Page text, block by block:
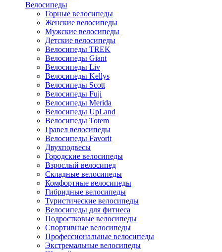
Велосипеды
Горные велосипеды
Женские велосипеды
Мужские велосипеды
Детские велосипеды
Велосипеды TREK
Велосипеды Giant
Велосипеды Liv
Велосипеды Kellys
Велосипеды Scott
Велосипеды Fuji
Велосипеды Merida
Велосипеды UpLand
Велосипеды Totem
Гравел велосипеды
Велосипеды Favorit
Двухподвесы
Городские велосипеды
Взрослый велосипед
Складные велосипеды
Комфортные велосипеды
Гибридные велосипеды
Туристические велосипеды
Велосипеды для фитнеса
Подростковые велосипеды
Спортивные велосипеды
Профессиональные велосипеды
Экстремальные велосипеды